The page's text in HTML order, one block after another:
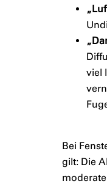
viel
Bei
gilt: Die